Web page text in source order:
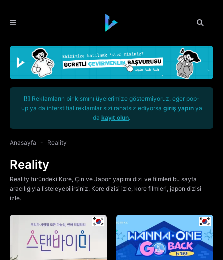
[!] Reklamların bir kısmını üyelerimize göstermiyoruz, eğer pop-
up ya da interstitial reklamlar sizi rahatsız ediyorsa giriş yapınya
da kayıt olun.
Anasayfa Reality
Reality
Reality türündeki Kore, Çin ve Japon yapımı dizi ve filmleri bu sayfa
aracılığıyla listeleyebilirsiniz. Kore dizisi izle, kore filmleri, japon dizisi
izle.